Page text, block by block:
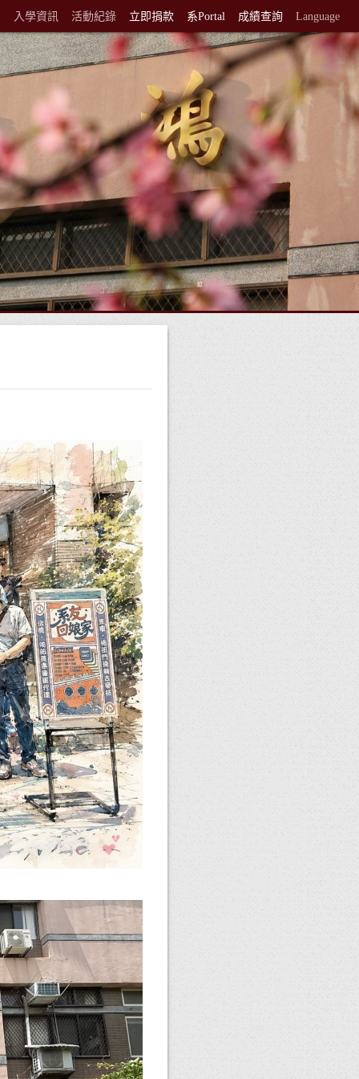
入學資訊 活動紀錄 立即捐款 系Portal 成績查詢 Language